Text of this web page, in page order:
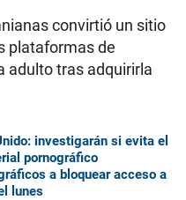
convirtió un sitio
plataformas de
adulto tras adquirirla
investigarán si evita el
pornográfico
a bloquear acceso a
lunes